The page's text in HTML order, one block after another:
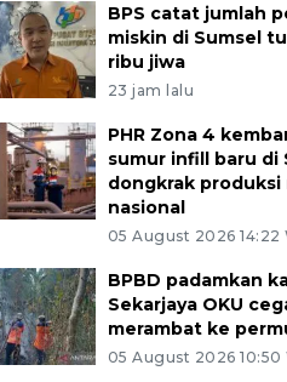
BPS catat jumlah
miskin di Sumsel
ribu jiwa
23 jam lalu
PHR Zona 4
sumur infill baru di
dongkrak produksi
nasional
05 August 2026 14:22
BPBD padamkan
Sekarjaya OKU
merambat ke
05 August 2026 10:50